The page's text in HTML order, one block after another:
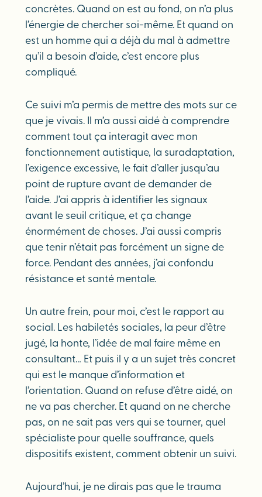
concrètes. Quand on est au fond, on n’a plus
l’énergie de chercher soi-même. Et quand on
est un homme qui a déjà du mal à admettre
qu’il a besoin d’aide, c’est encore plus
compliqué.
Ce suivi m’a permis de mettre des mots sur ce
que je vivais. Il m’a aussi aidé à comprendre
comment tout ça interagit avec mon
fonctionnement autistique, la suradaptation,
l’exigence excessive, le fait d’aller jusqu’au
point de rupture avant de demander de
l’aide. J’ai appris à identifier les signaux
avant le seuil critique, et ça change
énormément de choses. J’ai aussi compris
que tenir n’était pas forcément un signe de
force. Pendant des années, j’ai confondu
résistance et santé mentale.
Un autre frein, pour moi, c’est le rapport au
social. Les habiletés sociales, la peur d’être
jugé, la honte, l’idée de mal faire même en
consultant… Et puis il y a un sujet très concret
qui est le manque d’information et
l’orientation. Quand on refuse d’être aidé, on
ne va pas chercher. Et quand on ne cherche
pas, on ne sait pas vers qui se tourner, quel
spécialiste pour quelle souffrance, quels
dispositifs existent, comment obtenir un suivi.
Aujourd’hui, je ne dirais pas que le trauma